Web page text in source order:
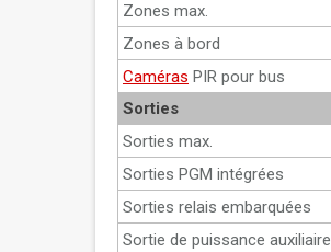
Zones max.
Zones à bord
Caméras PIR pour bus
Sorties
Sorties max.
Sorties PGM intégrées
Sorties relais embarquées
Sortie de puissance auxiliaire